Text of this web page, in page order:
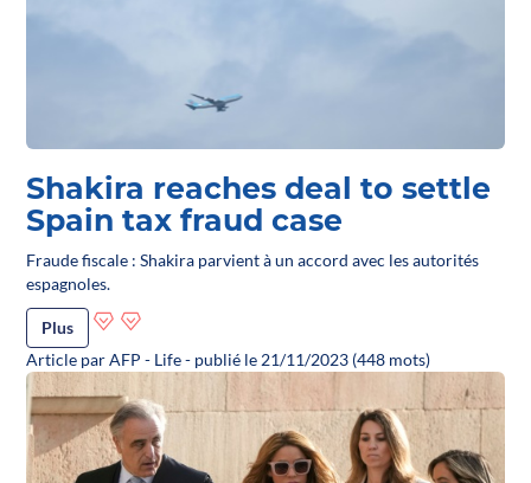
Shakira reaches deal to settle
Spain tax fraud case
Fraude fiscale : Shakira parvient à un accord avec les autorités
espagnoles.
Plus
Article par AFP - Life - publié le 21/11/2023 (448 mots)